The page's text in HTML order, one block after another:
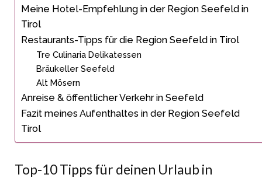
Meine Hotel-Empfehlung in der Region Seefeld in
Tirol
Restaurants-Tipps für die Region Seefeld in Tirol
Tre Culinaria Delikatessen
Bräukeller Seefeld
Alt Mösern
Anreise & öffentlicher Verkehr in Seefeld
Fazit meines Aufenthaltes in der Region Seefeld
Tirol
Top-10 Tipps für deinen Urlaub in